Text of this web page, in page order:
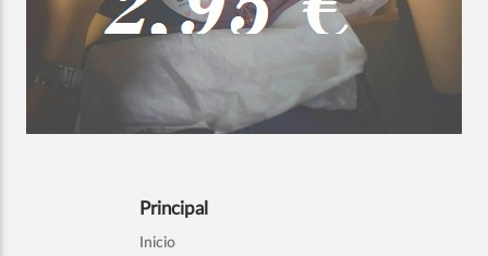
Principal
Inicio